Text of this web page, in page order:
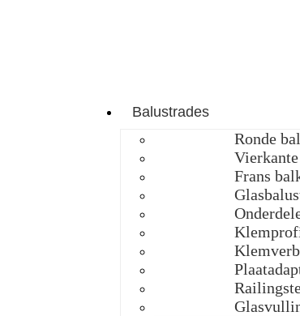
Balustrades
Ronde
Frans